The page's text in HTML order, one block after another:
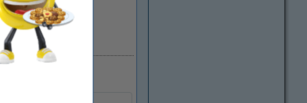
Direct leverbaar